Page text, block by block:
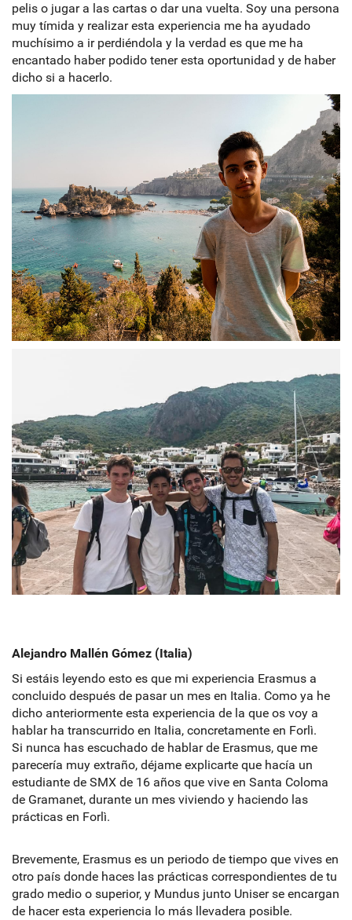
pelis o jugar a las cartas o dar una vuelta. Soy una persona
muy tímida y realizar esta experiencia me ha ayudado
muchísimo a ir perdiéndola y la verdad es que me ha
encantado haber podido tener esta oportunidad y de haber
dicho si a hacerlo.
Alejandro Mallén Gómez (Italia)
Si estáis leyendo esto es que mi experiencia Erasmus a
concluido después de pasar un mes en Italia. Como ya he
dicho anteriormente esta experiencia de la que os voy a
hablar ha transcurrido en Italia, concretamente en Forlì.
Si nunca has escuchado de hablar de Erasmus, que me
parecería muy extraño, déjame explicarte que hacía un
estudiante de SMX de 16 años que vive en Santa Coloma
de Gramanet, durante un mes viviendo y haciendo las
prácticas en Forlì.
Brevemente, Erasmus es un periodo de tiempo que vives en
otro país donde haces las prácticas correspondientes de tu
grado medio o superior, y Mundus junto Uniser se encargan
de hacer esta experiencia lo más llevadera posible.